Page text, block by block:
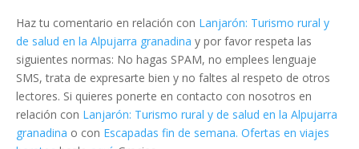
Haz tu comentario en relación con Lanjarón: Turismo rural y
de salud en la Alpujarra granadina y por favor respeta las
siguientes normas: No hagas SPAM, no emplees lenguaje
SMS, trata de expresarte bien y no faltes al respeto de otros
lectores. Si quieres ponerte en contacto con nosotros en
relación con Lanjarón: Turismo rural y de salud en la Alpujarra
granadina o con Escapadas fin de semana. Ofertas en viajes